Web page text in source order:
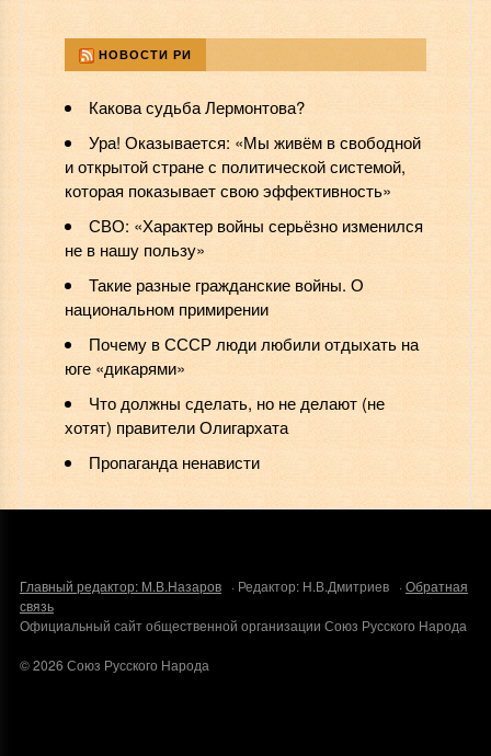
НОВОСТИ РИ
Какова судьба Лермонтова?
Ура! Оказывается: «Мы живём в свободной
и открытой стране с политической системой,
которая показывает свою эффективность»
СВО: «Характер войны серьёзно изменился
не в нашу пользу»
️Такие разные гражданские войны. О
национальном примирении
Почему в СССР люди любили отдыхать на
юге «дикарями»
Что должны сделать, но не делают (не
хотят) правители Олигархата
Пропаганда ненависти
Главный редактор: М.В.Назаров· Редактор: Н.В.Дмитриев · Обратная
связь
Официальный сайт общественной организации Союз Русского Народа
©2026 Союз Русского Народа